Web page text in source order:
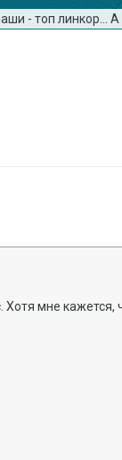
- топ линкор... А
мне кажется,